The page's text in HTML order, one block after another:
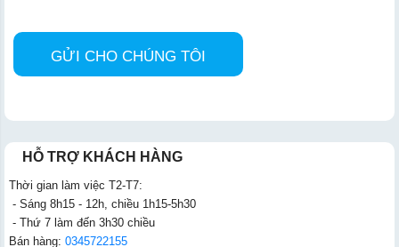
HỖ TRỢ KHÁCH HÀNG
Thời gian làm việc T2-T7:
- Sáng 8h15 - 12h, chiều 1h15-5h30
- Thứ 7 làm đến 3h30 chiều
Bán hàng: 0345722155